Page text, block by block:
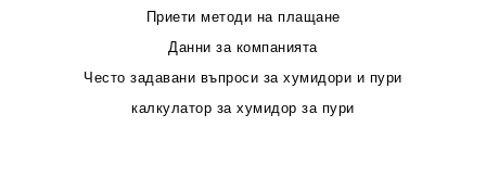
Приети методи на плащане
Данни за компанията
Често задавани въпроси за хумидори и пури
калкулатор за хумидор за пури